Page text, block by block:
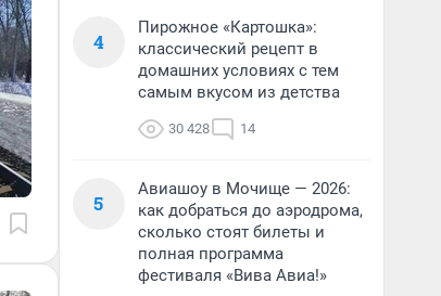
4
Пирожное «Картошка»:
классический рецепт в
домашних условиях с тем
самым вкусом из детства
30 428 14
5
Авиашоу в Мочище — 2026:
как добраться до аэродрома,
сколько стоят билеты и
полная программа
фестиваля «Вива Авиа!»